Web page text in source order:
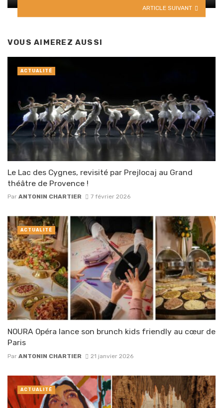
ARTICLE SUIVANT
VOUS AIMEREZ AUSSI
Le Lac des Cygnes, revisité par Prejlocaj au Grand
théâtre de Provence !
Par ANTONIN CHARTIER 7 février 2026
ACTUALITÉ
NOURA Opéra lance son brunch kids friendly au cœur de
Paris
Par ANTONIN CHARTIER 21 janvier 2026
ACTUALITÉ
ACTUALITÉ